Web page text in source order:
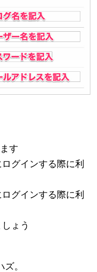
す
グインする際に利
グインする際に利
ょう
。